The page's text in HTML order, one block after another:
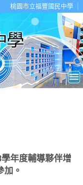
桃園市立福豐國民中學
年度輔導夥伴增
加。